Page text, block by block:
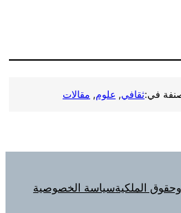
في:ثقافي, علوم, مقالات
الملكيةسياسة الخصوصية